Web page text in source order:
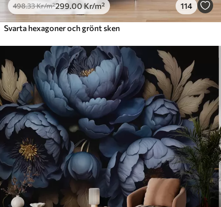
498.33Kr/m²299 .00 Kr/m² 114
Svarta hexagoner och grönt sken